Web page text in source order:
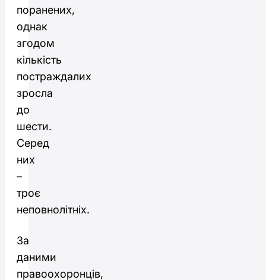
поранених,
однак
згодом
кількість
постраждалих
зросла
до
шести.
Серед
них
–
троє
неповнолітніх.
За
даними
правоохоронців,